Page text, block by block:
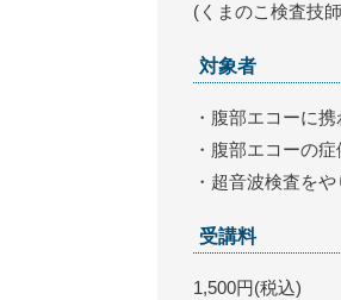
(くまのこ検査技
対象者
・腹部エコーに
・腹部エコーの症
・超音波検査を
受講料
1,500円(税込)